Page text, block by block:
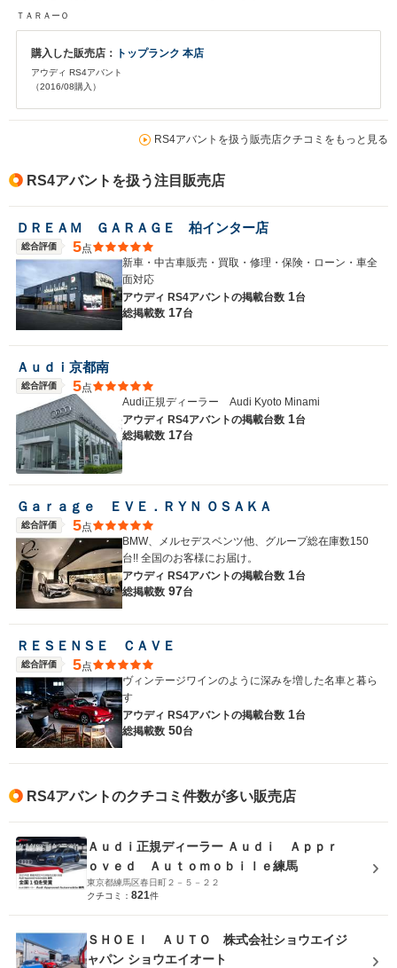
ＴＡＲＡーＯ
購入した販売店： トップランク 本店
アウディ RS4アバント
（2016/08購入）
RS4アバントを扱う販売店クチコミをもっと見る
RS4アバントを扱う注目販売店
ＤＲＥＡＭ ＧＡＲＡＧＥ 柏インター店
総合評価 5点
新車・中古車販売・買取・修理・保険・ローン・車全
面対応
アウディ RS4アバントの掲載台数 1台
総掲載数 17台
Ａｕｄｉ京都南
総合評価 5点
Audi正規ディーラー Audi Kyoto Minami
アウディ RS4アバントの掲載台数 1台
総掲載数 17台
Ｇａｒａｇｅ ＥＶＥ．ＲＹＮ ＯＳＡＫＡ
総合評価 5点
BMW、メルセデスベンツ他、グループ総在庫数150
台!! 全国のお客様にお届け。
アウディ RS4アバントの掲載台数 1台
総掲載数 97台
ＲＥＳＥＮＳＥ ＣＡＶＥ
総合評価 5点
ヴィンテージワインのように深みを増した名車と暮ら
す
アウディ RS4アバントの掲載台数 1台
総掲載数 50台
RS4アバントのクチコミ件数が多い販売店
Ａｕｄｉ正規ディーラー Ａｕｄｉ Ａｐｐｒ
ｏｖｅｄ Ａｕｔｏｍｏｂｉｌｅ練馬
東京都練馬区春日町２－５－２２
クチコミ： 821件
ＳＨＯＥＩ ＡＵＴＯ 株式会社ショウエイジ
ャパン ショウエイオート